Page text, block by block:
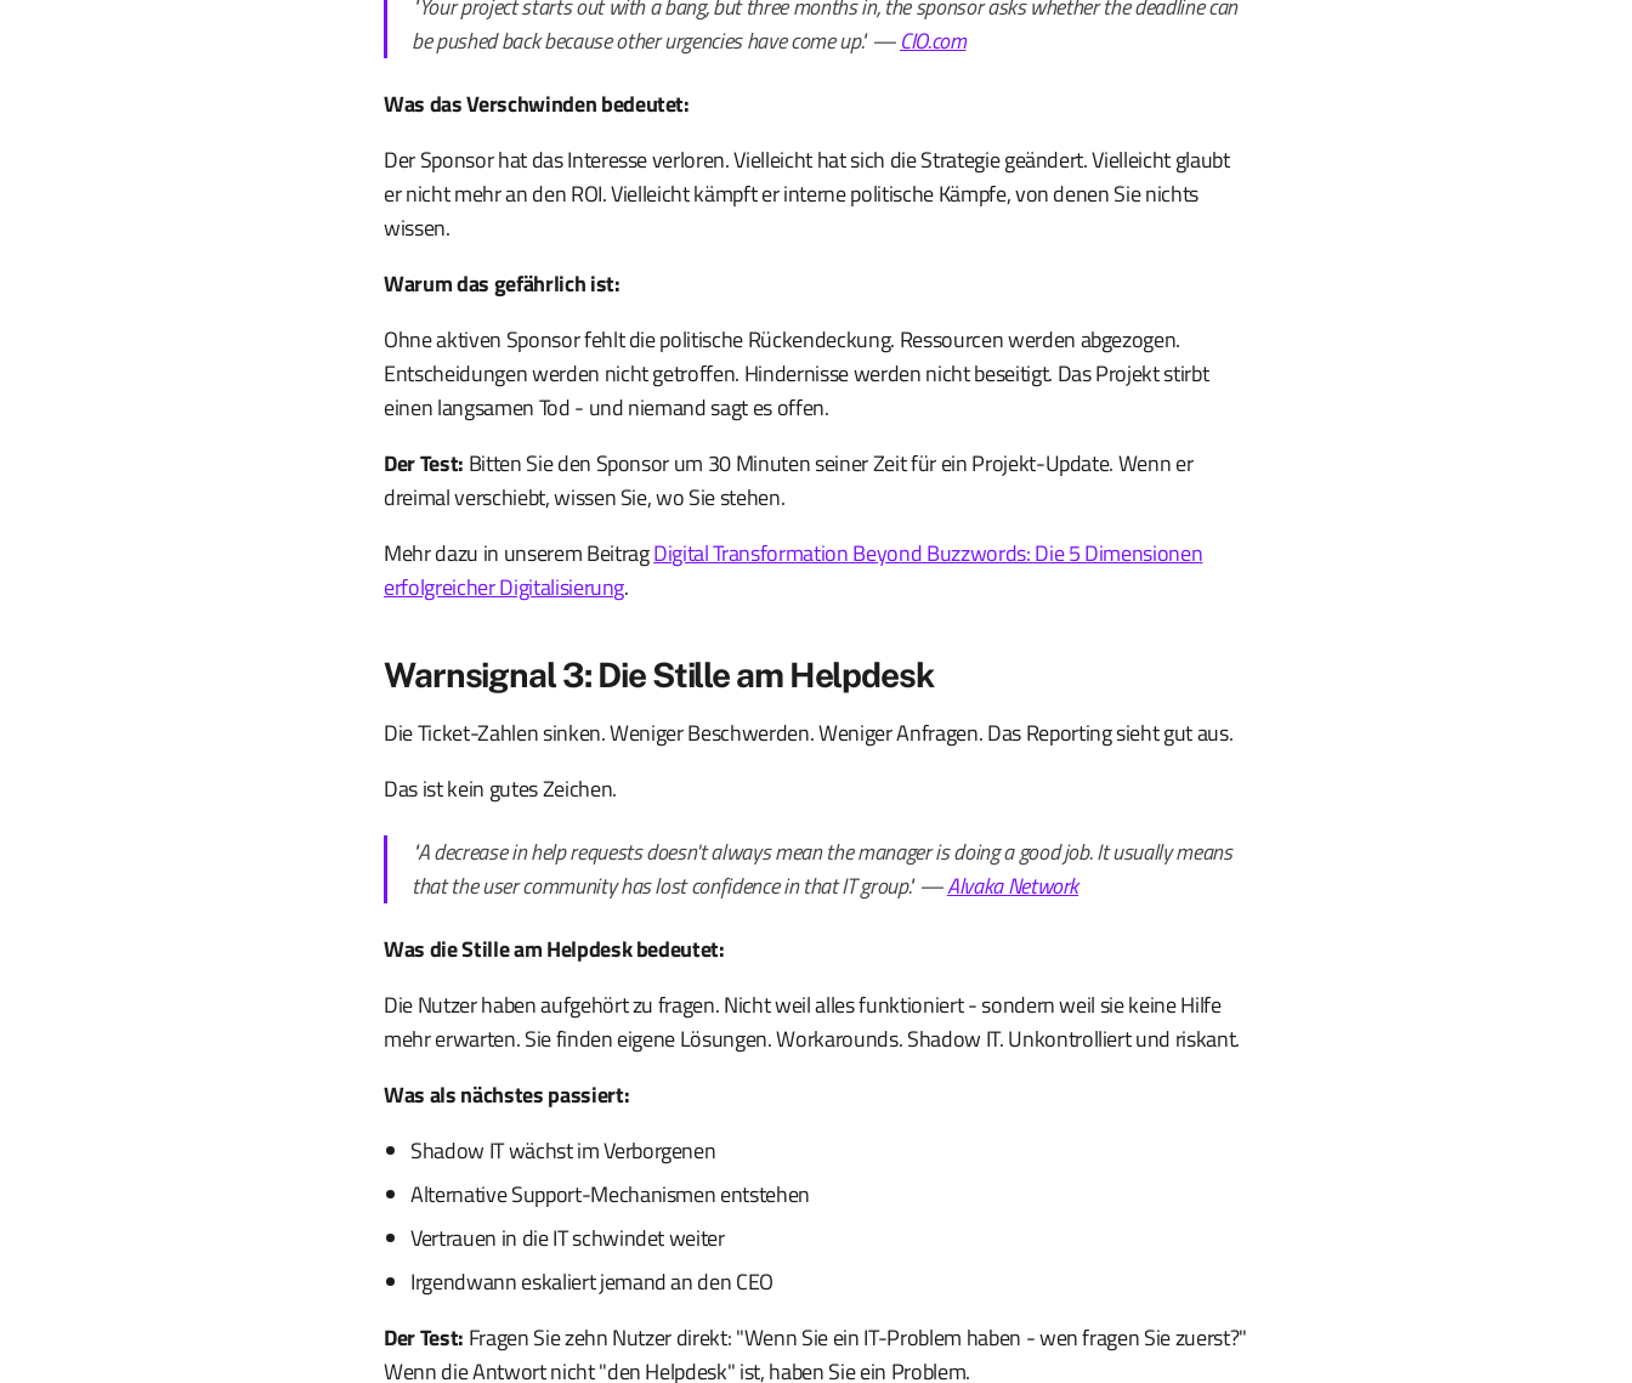
be pushed back because other urgencies have come up."—CIO.com
Was das Verschwinden bedeutet:
Der Sponsor hat das Interesse verloren. Vielleicht hat sich die Strategie geändert. Vielleicht glaubt
er nicht mehr an den ROI. Vielleicht kämpft er interne politische Kämpfe, von denen Sie nichts
wissen.
Warum das gefährlich ist:
Ohne aktiven Sponsor fehlt die politische Rückendeckung. Ressourcen werden abgezogen.
Entscheidungen werden nicht getroffen. Hindernisse werden nicht beseitigt. Das Projekt stirbt
einen langsamen Tod - und niemand sagt es offen.
Der Test: Bitten Sie den Sponsor um 30 Minuten seiner Zeit für ein Projekt-Update. Wenn er
dreimal verschiebt, wissen Sie, wo Sie stehen.
Mehr dazu in unserem BeitragDigital Transformation Beyond Buzzwords: Die 5 Dimensionen
erfolgreicher Digitalisierung.
Warnsignal 3: Die Stille am Helpdesk
Die Ticket-Zahlen sinken. Weniger Beschwerden. Weniger Anfragen. Das Reporting sieht gut aus.
Das ist kein gutes Zeichen.
"A decrease in help requests doesn't always mean the manager is doing a good job. It usually means
that the user community has lost confidence in that IT group."—Alvaka Network
Was die Stille am Helpdesk bedeutet:
Die Nutzer haben aufgehört zu fragen. Nicht weil alles funktioniert - sondern weil sie keine Hilfe
mehr erwarten. Sie finden eigene Lösungen. Workarounds. Shadow IT. Unkontrolliert und riskant.
Was als nächstes passiert:
Shadow IT wächst im Verborgenen
Alternative Support-Mechanismen entstehen
Vertrauen in die IT schwindet weiter
Irgendwann eskaliert jemand an den CEO
Der Test: Fragen Sie zehn Nutzer direkt: "Wenn Sie ein IT-Problem haben - wen fragen Sie zuerst?"
Wenn die Antwort nicht "den Helpdesk" ist, haben Sie ein Problem.